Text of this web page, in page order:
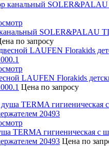
SOLER&PALAU
по запросу
LAUFEN Florakids
Цена по запросу
TERMA гигиеническая с
20493 Цена по